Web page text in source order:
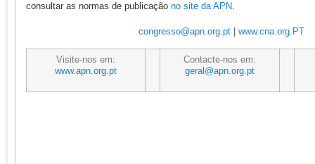
consultar as normas de publicação no site da APN.
congresso@apn.org.pt| www.cna.org.PT
Visite-nos em:
www.apn.org.pt
Contacte-nos em:
geral@apn.org.pt